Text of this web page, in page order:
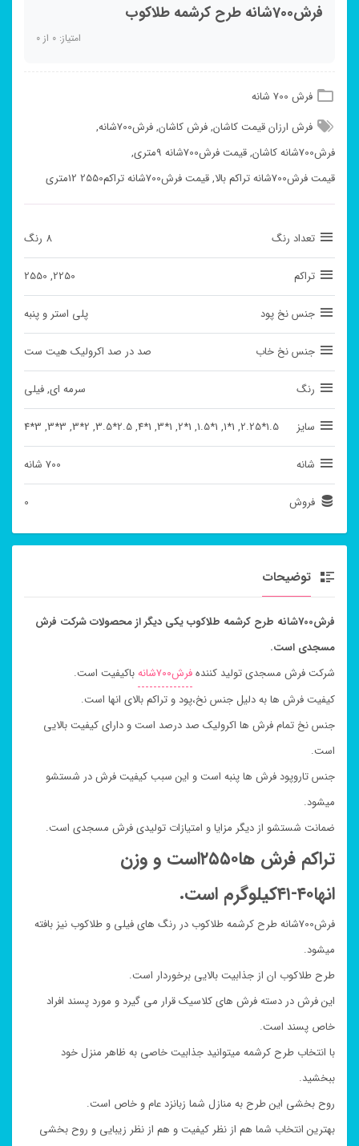
فرش700شانه طرح کرشمه طلاکوب
امتیاز: 0 از 0
فرش 700 شانه
فرش ارزان قیمت کاشان,فرش کاشان,فرش700شانه
,
فرش700شانه کاشان
,قیمت فرش700شانه 9متری
,
قیمت فرش700شانه تراکم بالا
,قیمت فرش700شانه تراکم2550 12متری
تعداد رنگ 8 رنگ
تراکم 2250, 2550
جنس نخ پود پلی استر و پنبه
جنس نخ خاب صد در صد اکرولیک هیت ست
رنگ سرمه ای, فیلی
سایز 1.5*2.25, 1*1, 1*1.5, 1*2, 1*3, 1*4, 2.5*3.5, 2*3, 3*3, 3*4
شانه 700 شانه
فروش 0
توضیحات
فرش700شانه طرح کرشمه طلاکوب یکی دیگر از محصولات شرکت فرش
مسجدی است.
شرکت فرش مسجدی تولید کنندهفرش۷۰۰شانه
باکیفیت است.
کیفیت فرش ها به دلیل جنس نخ،پود و تراکم بالای انها است.
جنس نخ تمام فرش ها اکرولیک صد درصد است و دارای کیفیت بالایی
است.
جنس تاروپود فرش ها پنبه است و این سبب کیفیت فرش در شستشو
میشود.
ضمانت شستشو از دیگر مزایا و امتیازات تولیدی فرش مسجدی است.
تراکم فرش ها۲۵۵۰است و وزن
انها۴۰-۴۱کیلوگرم است.
فرش700شانه طرح کرشمه طلاکوب در رنگ های فیلی و طلاکوب نیز بافته
میشود.
طرح طلاکوب ان از جذابیت بالایی برخوردار است.
این فرش در دسته فرش های کلاسیک قرار می گیرد و مورد پسند افراد
خاص پسند است.
با انتخاب طرح کرشمه میتوانید جذابیت خاصی به ظاهر منزل خود
ببخشید.
روح بخشی این طرح به منازل شما زبانزد عام و خاص است.
بهترین انتخاب شما هم از نظر کیفیت و هم از نظر زیبایی و روح بخشی